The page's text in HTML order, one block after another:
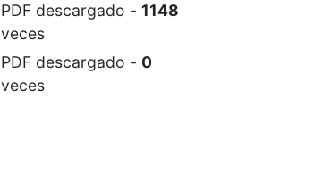
PDF descargado - 1148
veces
PDF descargado - 0
veces